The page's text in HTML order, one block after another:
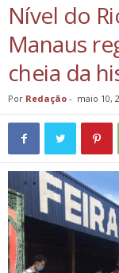
Nível do
Manaus
cheia da
Por Redação - maio 10,